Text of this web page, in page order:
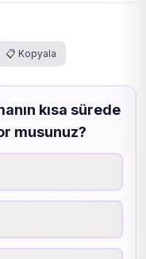
📋 Kopyala
kısa sürede
musunuz?